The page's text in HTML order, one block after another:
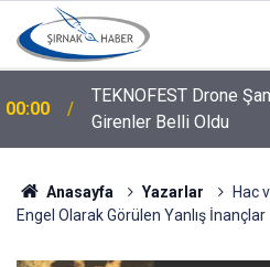
00:00
TEKNOFEST Drone
Girenler Belli Oldu
Anasayfa Yazarlar
Hac
Engel Olarak Görülen Yanlış İnançlar